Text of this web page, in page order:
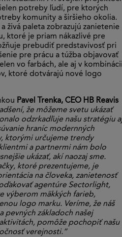
potreby ľudí, pre ktorých
komunity a širšieho okolia.
živá paleta zobrazujú zanietenie
ktoré je priam nákazlivé pre
prebudiť predstavivosť pri
pre prácu a túžba objavovať
vo farbách, ale aj v
ktoré dotvárajú nové logo
Pavel Trenka, CEO HB Reavis
že môžeme svetu ukázať
odzrkadľuje našu stratégiu
hraníc modernných
ktorými určujeme trendy
a partnermi nám bolo
ukázať, akí naozaj sme.
ktoré prezentujeme, je
na človeka, zanietenosť
agentúre Sectorlight,
výberom mäkkých farieb,
logo marku. Veríme, že náš
pevných základoch našej
pomôže pochopiť našu
verejnosti.“